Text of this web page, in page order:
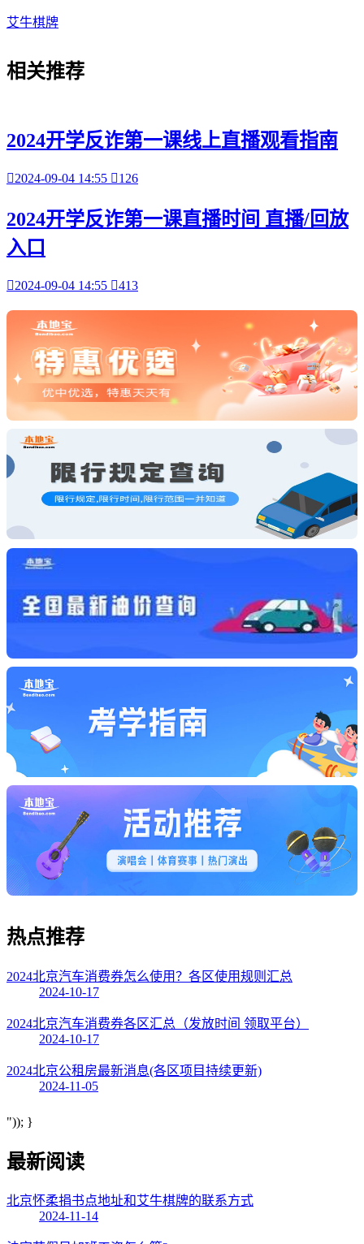
艾牛棋牌
相关推荐
2024开学反诈第一课线上直播观看指南
2024-09-04 14:55 126
2024开学反诈第一课直播时间 直播/回放
入口
2024-09-04 14:55 413
热点推荐
2024北京汽车消费券怎么使用？各区使用规则汇总
2024-10-17
2024北京汽车消费券各区汇总（发放时间 领取平台）
2024-10-17
2024北京公租房最新消息(各区项目持续更新)
2024-11-05
")); }
最新阅读
北京怀柔捐书点地址和艾牛棋牌的联系方式
2024-11-14